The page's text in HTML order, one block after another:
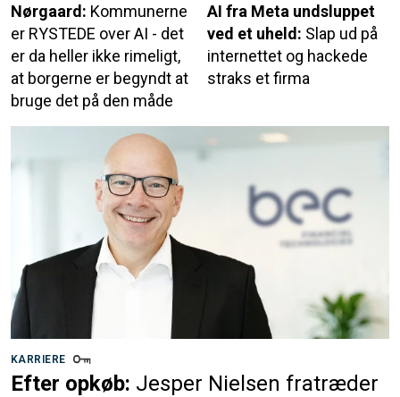
Nørgaard: Kommunerne
er RYSTEDE over AI - det
er da heller ikke rimeligt,
at borgerne er begyndt at
bruge det på den måde
AI fra Meta undsluppet
ved et uheld: Slap ud på
internettet og hackede
straks et firma
KARRIERE
Efter opkøb: Jesper Nielsen fratræder